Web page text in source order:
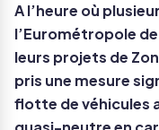
A l’heure où
l’Eurométropole
leurs projets de
pris une mesure
flotte de véhicules